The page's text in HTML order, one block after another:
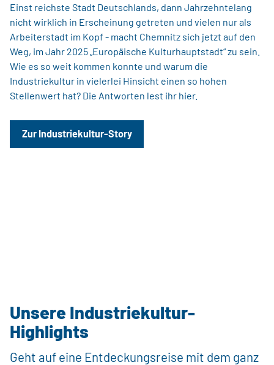
Einst reichste Stadt Deutschlands, dann Jahrzehntelang
nicht wirklich in Erscheinung getreten und vielen nur als
Arbeiterstadt im Kopf - macht Chemnitz sich jetzt auf den
Weg, im Jahr 2025 „Europäische Kulturhauptstadt“ zu sein.
Wie es so weit kommen konnte und warum die
Industriekultur in vielerlei Hinsicht einen so hohen
Stellenwert hat? Die Antworten lest ihr hier.
Zur Industriekultur-Story
Unsere Industriekultur-
Highlights
Geht auf eine Entdeckungsreise mit dem ganz